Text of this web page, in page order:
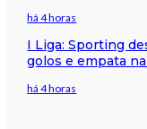
há 4 horas
I Liga: Sporting
golos e empata
há 4 horas